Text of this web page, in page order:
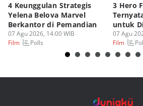
4 Keunggulan Strategis
Yelena Belova Marvel
Berkantor di Pemandian
07 Agu 2026, 14:00 WIB
Film
Polls
3 Hero
untuk
07 Agu
Film